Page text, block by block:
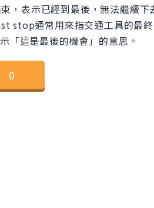
表示已經到最後，無法繼續下
stop通常用來指交通工具的最終
「這是最後的機會」的意思。
0